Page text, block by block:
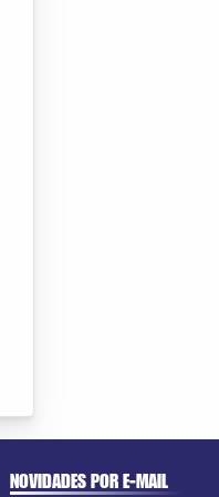
NOVIDADES POR E-MAIL